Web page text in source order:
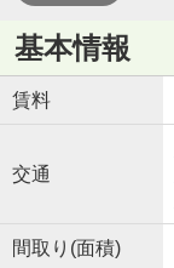
基本情報
賃料
交通
間取り(面積)